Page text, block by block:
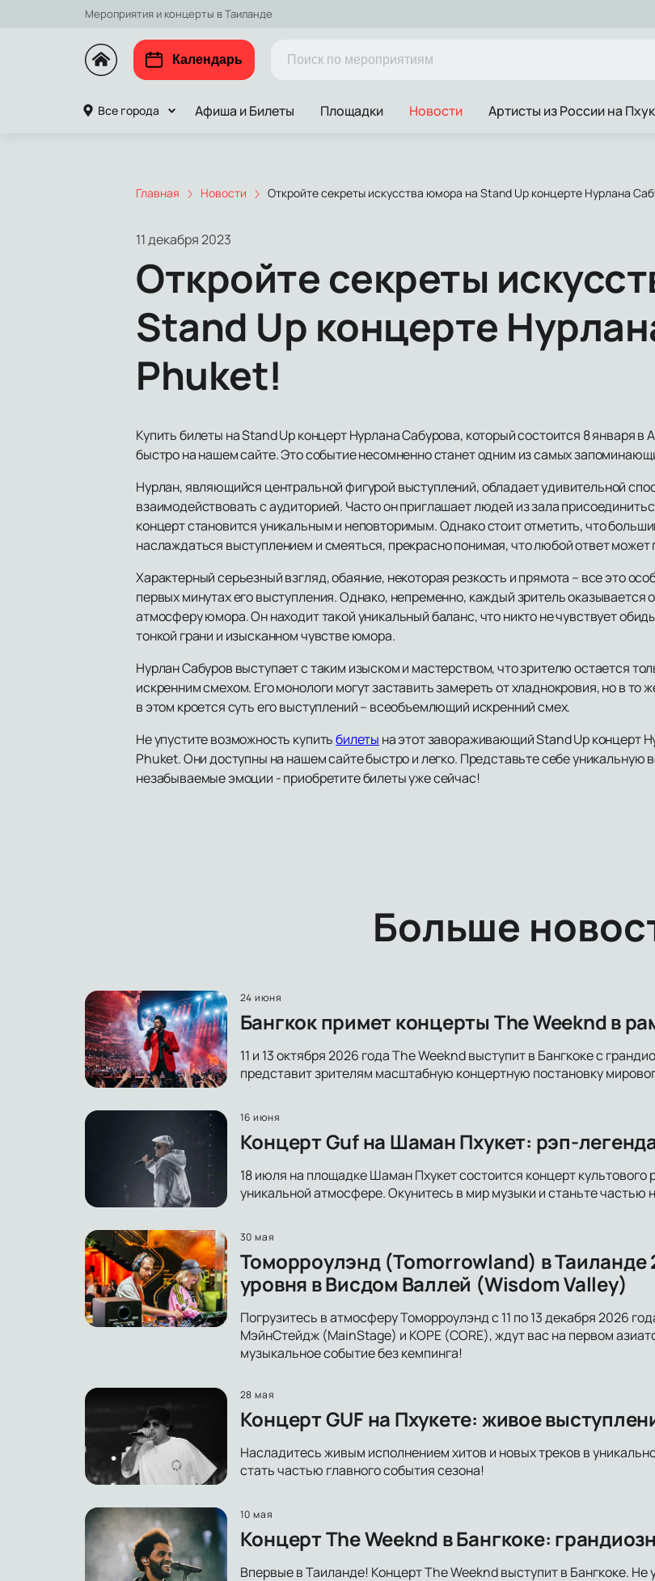
Мероприятия и концерты в Таиланде
Календарь
Все города Афиша и Билеты Площадки Новости Артисты из России на
Главная Новости Откройте секреты искусства юмора на Stand Up концерте Нурлана
11 декабря 2023
Откройте секреты
Stand Up концерте
Phuket!
Купить билеты на Stand Up концерт Нурлана Сабурова, который состоится 8 января
быстро на нашем сайте. Это событие несомненно станет одним из самых
Нурлан, являющийся центральной фигурой выступлений, обладает удивительной
взаимодействовать с аудиторией. Часто он приглашает людей из зала
концерт становится уникальным и неповторимым. Однако стоит отметить, что
наслаждаться выступлением и смеяться, прекрасно понимая, что любой ответ может
Характерный серьезный взгляд, обаяние, некоторая резкость и прямота – все это
первых минутах его выступления. Однако, непременно, каждый зритель
атмосферу юмора. Он находит такой уникальный баланс, что никто не чувствует
тонкой грани и изысканном чувстве юмора.
Нурлан Сабуров выступает с таким изыском и мастерством, что зрителю остается
искренним смехом. Его монологи могут заставить замереть от хладнокровия, но в
в этом кроется суть его выступлений – всеобъемлющий искренний смех.
Не упустите возможность купитьбилеты на этот завораживающий Stand Up концерт
Phuket. Они доступны на нашем сайте быстро и легко. Представьте себе уникальную
незабываемые эмоции - приобретите билеты уже сейчас!
Больше
24 июня
Бангкок примет концерты The Weeknd в
11 и 13 октября 2026 года The Weeknd выступит в Бангкоке с
представит зрителям масштабную концертную постановку
16 июня
Концерт Guf на Шаман Пхукет: рэп-
18 июля на площадке Шаман Пхукет состоится концерт
уникальной атмосфере. Окунитесь в мир музыки и станьте частью
30 мая
Томорроулэнд (Tomorrowland) в
уровня в Висдом Валлей (Wisdom Valley)
Погрузитесь в атмосферу Томорроулэнд с 11 по 13 декабря 2026
МэйнСтейдж (MainStage) и КОРЕ (CORE), ждут вас на первом
музыкальное событие без кемпинга!
28 мая
Концерт GUF на Пхукете: живое
Насладитесь живым исполнением хитов и новых треков в
стать частью главного события сезона!
10 мая
Концерт The Weeknd в Бангкоке:
Впервые в Таиланде! Концерт The Weeknd выступит в Бангкоке.